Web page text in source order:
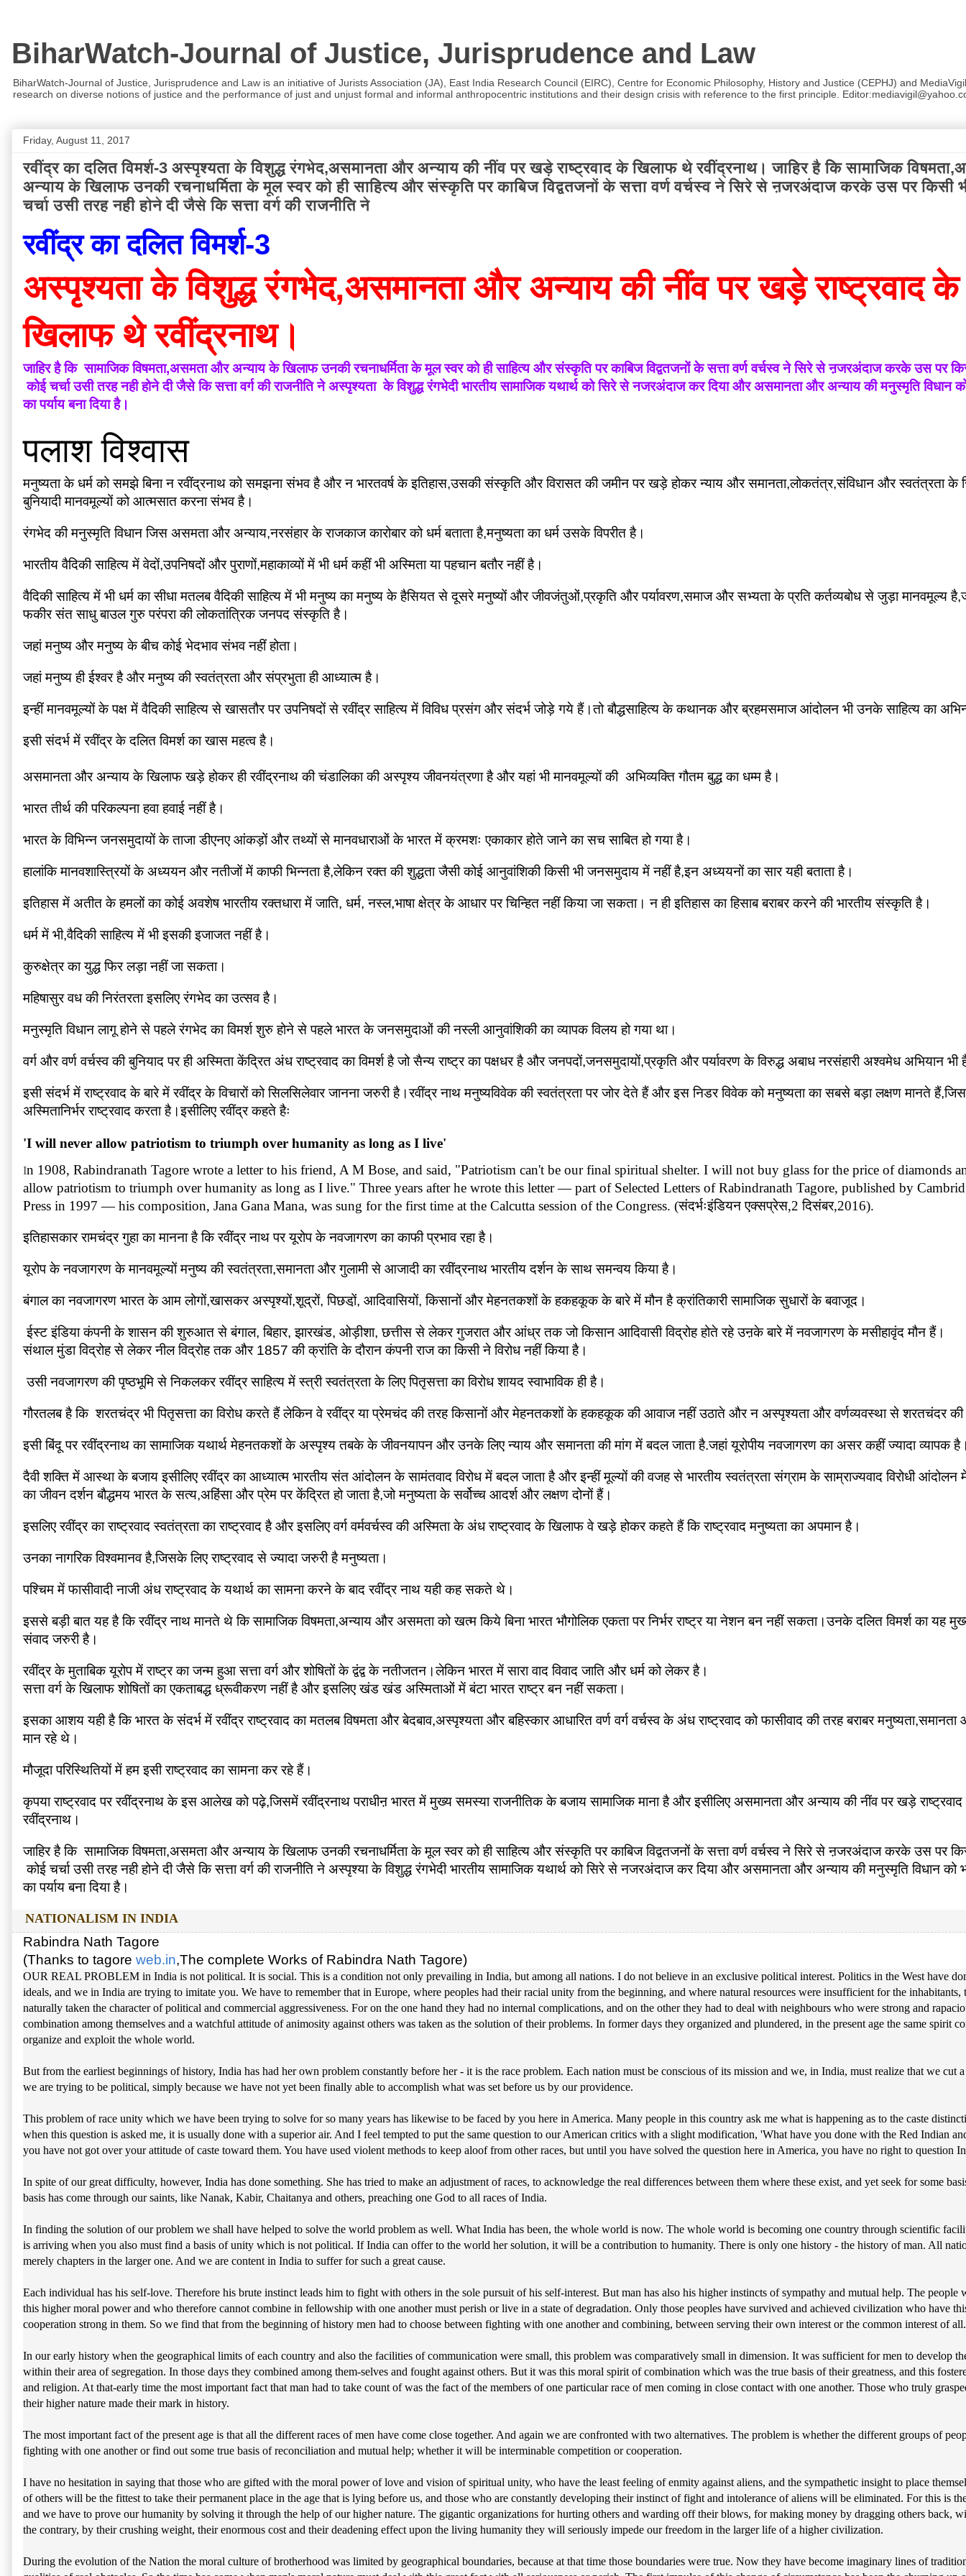
BiharWatch-Journal of Justice, Jurisprudence and Law
BiharWatch-Journal of Justice, Jurisprudence and Law is an initiative of Jurists Association (JA), East India Research Council (EIRC), Centre for Economic Philosophy, History and Justice (CEPHJ) and
research on diverse notions of justice and the performance of just and unjust formal and informal anthropocentric institutions and their design crisis with reference to the first principle.
Friday, August 11, 2017
रवींद्र का दलित विमर्श-3 अस्पृश्यता के विशुद्ध रंगभेद,असमानता और अन्याय की नींव पर खड़े राष्ट्रवाद के खिलाफ थे रवींद्रनाथ। जाहिर है कि सामाजिक
अन्याय के खिलाफ उनकी रचनाधर्मिता के मूल स्वर को ही साहित्य और संस्कृति पर काबिज विद्वतजनों के सत्ता वर्ण वर्चस्व ने सिरे से ऩजरअंदाज करके उस पर किसी
चर्चा उसी तरह नही होने दी जैसे कि सत्ता वर्ग की राजनीति ने
रवींद्र का दलित विमर्श-3
अस्पृश्यता के विशुद्ध रंगभेद,असमानता और अन्याय की नींव पर खड़े राष्ट्रवाद के
खिलाफ थे रवींद्रनाथ।
जाहिर है कि  सामाजिक विषमता,असमता और अन्याय के खिलाफ उनकी रचनाधर्मिता के मूल स्वर को ही साहित्य और संस्कृति पर काबिज विद्वतजनों के सत्ता वर्ण वर्चस्व ने सिरे से ऩजरअंदाज करके उस पर
कोई चर्चा उसी तरह नही होने दी जैसे कि सत्ता वर्ग की राजनीति ने अस्पृश्यता  के विशुद्ध रंगभेदी भारतीय सामाजिक यथार्थ को सिरे से नजरअंदाज कर दिया और असमानता और अन्याय की मनुस्मृति विधान
का पर्याय बना दिया है।
पलाश विश्वास
मनुष्यता के धर्म को समझे बिना न रवींद्रनाथ को समझना संभव है और न भारतवर्ष के इतिहास,उसकी संस्कृति और विरासत की जमीन पर खड़े होकर न्याय और समानता,लोकतंत्र,संविधान और स्वतंत्रता के
बुनियादी मानवमूल्यों को आत्मसात करना संभव है।
रंगभेद की मनुस्मृति विधान जिस असमता और अन्याय,नरसंहार के राजकाज कारोबार को धर्म बताता है,मनुष्यता का धर्म उसके विपरीत है।
भारतीय वैदिकी साहित्य में वेदों,उपनिषदों और पुराणों,महाकाव्यों में भी धर्म कहीं भी अस्मिता या पहचान बतौर नहीं है।
वैदिकी साहित्य में भी धर्म का सीधा मतलब वैदिकी साहित्य में भी मनुष्य का मनुष्य के हैसियत से दूसरे मनुष्यों और जीवजंतुओं,प्रकृति और पर्यावरण,समाज और सभ्यता के प्रति कर्तव्यबोध से जुड़ा मानवमूल्य
फकीर संत साधु बाउल गुरु परंपरा की लोकतांत्रिक जनपद संस्कृति है।
जहां मनुष्य और मनुष्य के बीच कोई भेदभाव संभव नहीं होता।
जहां मनुष्य ही ईश्वर है और मनुष्य की स्वतंत्रता और संप्रभुता ही आध्यात्म है।
इन्हीं मानवमूल्यों के पक्ष में वैदिकी साहित्य से खासतौर पर उपनिषदों से रवींद्र साहित्य में विविध प्रसंग और संदर्भ जोड़े गये हैं।तो बौद्धसाहित्य के कथानक और ब्रहमसमाज आंदोलन भी उनके साहित्य का
इसी संदर्भ में रवींद्र के दलित विमर्श का खास महत्व है।
असमानता और अन्याय के खिलाफ खड़े होकर ही रवींद्रनाथ की चंडालिका की अस्पृश्य जीवनयंत्रणा है और यहां भी मानवमूल्यों की  अभिव्यक्ति गौतम बुद्ध का धम्म है।
भारत तीर्थ की परिकल्पना हवा हवाई नहीं है।
भारत के विभिन्न जनसमुदायों के ताजा डीएनए आंकड़ों और तथ्यों से मानवधाराओं के भारत में क्रमशः एकाकार होते जाने का सच साबित हो गया है।
हालांकि मानवशास्त्रियों के अध्ययन और नतीजों में काफी भिन्नता है,लेकिन रक्त की शुद्धता जैसी कोई आनुवांशिकी किसी भी जनसमुदाय में नहीं है,इन अध्ययनों का सार यही बताता है।
इतिहास में अतीत के हमलों का कोई अवशेष भारतीय रक्तधारा में जाति, धर्म, नस्ल,भाषा क्षेत्र के आधार पर चिन्हित नहीं किया जा सकता। न ही इतिहास का हिसाब बराबर करने की भारतीय संस्कृति है।
धर्म में भी,वैदिकी साहित्य में भी इसकी इजाजत नहीं है।
कुरुक्षेत्र का युद्ध फिर लड़ा नहीं जा सकता।
महिषासुर वध की निरंतरता इसलिए रंगभेद का उत्सव है।
मनुस्मृति विधान लागू होने से पहले रंगभेद का विमर्श शुरु होने से पहले भारत के जनसमुदाओं की नस्ली आनुवांशिकी का व्यापक विलय हो गया था।
वर्ग और वर्ण वर्चस्व की बुनियाद पर ही अस्मिता केंद्रित अंध राष्ट्रवाद का विमर्श है जो सैन्य राष्ट्र का पक्षधर है और जनपदों,जनसमुदायों,प्रकृति और पर्यावरण के विरुद्ध अबाध नरसंहारी अश्वमेध अभियान भी
इसी संदर्भ में राष्ट्रवाद के बारे में रवींद्र के विचारों को सिलसिलेवार जानना जरुरी है।रवींद्र नाथ मनुष्यविवेक की स्वतंत्रता पर जोर देते हैं और इस निडर विवेक को मनुष्यता का सबसे बड़ा लक्षण मानते
अस्मितानिर्भर राष्ट्रवाद करता है।इसीलिए रवींद्र कहते हैः
'I will never allow patriotism to triumph over humanity as long as I live'
In 1908, Rabindranath Tagore wrote a letter to his friend, A M Bose, and said, "Patriotism can't be our final spiritual shelter. I will not buy glass for the price of diamonds
allow patriotism to triumph over humanity as long as I live." Three years after he wrote this letter — part of Selected Letters of Rabindranath Tagore, published by
Press in 1997 — his composition, Jana Gana Mana, was sung for the first time at the Calcutta session of the Congress. (संदर्भःइंडियन एक्सप्रेस,2 दिसंबर,2016).
इतिहासकार रामचंद्र गुहा का मानना है कि रवींद्र नाथ पर यूरोप के नवजागरण का काफी प्रभाव रहा है।
यूरोप के नवजागरण के मानवमूल्यों मनुष्य की स्वतंत्रता,समानता और गुलामी से आजादी का रवींद्रनाथ भारतीय दर्शन के साथ समन्वय किया है।
बंगाल का नवजागरण भारत के आम लोगों,खासकर अस्पृश्यों,शूद्रों, पिछडो़ं, आदिवासियों, किसानों और मेहनतकशों के हकहकूक के बारे में मौन है क्रांतिकारी सामाजिक सुधारों के बवाजूद।
ईस्ट इंडिया कंपनी के शासन की शुरुआत से बंगाल, बिहार, झारखंड, ओड़ीशा, छत्तीस से लेकर गुजरात और आंध्र तक जो किसान आदिवासी विद्रोह होते रहे उऩके बारे में नवजागरण के मसीहावृंद मौन हैं।
संथाल मुंडा विद्रोह से लेकर नील विद्रोह तक और 1857 की क्रांति के दौरान कंपनी राज का किसी ने विरोध नहीं किया है।
उसी नवजागरण की पृष्ठभूमि से निकलकर रवींद्र साहित्य में स्त्री स्वतंत्रता के लिए पितृसत्ता का विरोध शायद स्वाभाविक ही है।
गौरतलब है कि  शरतचंद्र भी पितृसत्ता का विरोध करते हैं लेकिन वे रवींद्र या प्रेमचंद की तरह किसानों और मेहनतकशों के हकहकूक की आवाज नहीं उठाते और न अस्पृश्यता और वर्णव्यवस्था से शरतचंदर
इसी बिंदू पर रवींद्रनाथ का सामाजिक यथार्थ मेहनतकशों के अस्पृश्य तबके के जीवनयापन और उनके लिए न्याय और समानता की मांग में बदल जाता है.जहां यूरोपीय नवजागरण का असर कहीं ज्यादा व्यापक
दैवी शक्ति में आस्था के बजाय इसीलिए रवींद्र का आध्यात्म भारतीय संत आंदोलन के सामंतवाद विरोध में बदल जाता है और इन्हीं मूल्यों की वजह से भारतीय स्वतंत्रता संग्राम के साम्राज्यवाद विरोधी आंदोलन
का जीवन दर्शन बौद्धमय भारत के सत्य,अहिंसा और प्रेम पर केंद्रित हो जाता है,जो मनुष्यता के सर्वोच्च आदर्श और लक्षण दोनों हैं।
इसलिए रवींद्र का राष्ट्रवाद स्वतंत्रता का राष्ट्रवाद है और इसलिए वर्ग वर्मवर्चस्व की अस्मिता के अंध राष्ट्रवाद के खिलाफ वे खड़े होकर कहते हैं कि राष्ट्रवाद मनुष्यता का अपमान है।
उनका नागरिक विश्वमानव है,जिसके लिए राष्ट्रवाद से ज्यादा जरुरी है मनुष्यता।
पश्चिम में फासीवादी नाजी अंध राष्ट्रवाद के यथार्थ का सामना करने के बाद रवींद्र नाथ यही कह सकते थे।
इससे बड़ी बात यह है कि रवींद्र नाथ मानते थे कि सामाजिक विषमता,अन्याय और असमता को खत्म किये बिना भारत भौगोलिक एकता पर निर्भर राष्ट्र या नेशन बन नहीं सकता।उनके दलित विमर्श का यह
संवाद जरुरी है।
रवींद्र के मुताबिक यूरोप में राष्ट्र का जन्म हुआ सत्ता वर्ग और शोषितों के द्वंद्व के नतीजतन।लेकिन भारत में सारा वाद विवाद जाति और धर्म को लेकर है।
सत्ता वर्ग के खिलाफ शोषितों का एकताबद्ध ध्रूवीकरण नहीं है और इसलिए खंड खंड अस्मिताओं में बंटा भारत राष्ट्र बन नहीं सकता।
इसका आशय यही है कि भारत के संदर्भ में रवींद्र राष्ट्रवाद का मतलब विषमता और बेदबाव,अस्पृश्यता और बहिस्कार आधारित वर्ण वर्ग वर्चस्व के अंध राष्ट्रवाद को फासीवाद की तरह बराबर मनुष्यता,समानता
मान रहे थे।
मौजूदा परिस्थितियों में हम इसी राष्ट्रवाद का सामना कर रहे हैं।
कृपया राष्ट्रवाद पर रवींद्रनाथ के इस आलेख को पढ़े,जिसमें रवींद्रनाथ पराधीऩ भारत में मुख्य समस्या राजनीतिक के बजाय सामाजिक माना है और इसीलिए असमानता और अन्याय की नींव पर खड़े
रवींद्रनाथ।
जाहिर है कि  सामाजिक विषमता,असमता और अन्याय के खिलाफ उनकी रचनाधर्मिता के मूल स्वर को ही साहित्य और संस्कृति पर काबिज विद्वतजनों के सत्ता वर्ण वर्चस्व ने सिरे से ऩजरअंदाज करके उस पर
कोई चर्चा उसी तरह नही होने दी जैसे कि सत्ता वर्ग की राजनीति ने अस्पृश्या के विशुद्ध रंगभेदी भारतीय सामाजिक यथार्थ को सिरे से नजरअंदाज कर दिया और असमानता और अन्याय की मनुस्मृति विधान को
का पर्याय बना दिया है।
NATIONALISM IN INDIA
Rabindra Nath Tagore
(Thanks to tagore web.in,The complete Works of Rabindra Nath Tagore)
OUR REAL PROBLEM in India is not political. It is social. This is a condition not only prevailing in India, but among all nations. I do not believe in an exclusive political interest. Politics in the West have
ideals, and we in India are trying to imitate you. We have to remember that in Europe, where peoples had their racial unity from the beginning, and where natural resources were insufficient for the inhabitants,
naturally taken the character of political and commercial aggressiveness. For on the one hand they had no internal complications, and on the other they had to deal with neighbours who were strong and
combination among themselves and a watchful attitude of animosity against others was taken as the solution of their problems. In former days they organized and plundered, in the present age the same spirit
organize and exploit the whole world.
But from the earliest beginnings of history, India has had her own problem constantly before her - it is the race problem. Each nation must be conscious of its mission and we, in India, must realize that we cut
we are trying to be political, simply because we have not yet been finally able to accomplish what was set before us by our providence.
This problem of race unity which we have been trying to solve for so many years has likewise to be faced by you here in America. Many people in this country ask me what is happening as to the caste
when this question is asked me, it is usually done with a superior air. And I feel tempted to put the same question to our American critics with a slight modification, 'What have you done with the Red Indian
you have not got over your attitude of caste toward them. You have used violent methods to keep aloof from other races, but until you have solved the question here in America, you have no right to question
In spite of our great difficulty, however, India has done something. She has tried to make an adjustment of races, to acknowledge the real differences between them where these exist, and yet seek for some
basis has come through our saints, like Nanak, Kabir, Chaitanya and others, preaching one God to all races of India.
In finding the solution of our problem we shall have helped to solve the world problem as well. What India has been, the whole world is now. The whole world is becoming one country through scientific
is arriving when you also must find a basis of unity which is not political. If India can offer to the world her solution, it will be a contribution to humanity. There is only one history - the history of man. All
merely chapters in the larger one. And we are content in India to suffer for such a great cause.
Each individual has his self-love. Therefore his brute instinct leads him to fight with others in the sole pursuit of his self-interest. But man has also his higher instincts of sympathy and mutual help. The people
this higher moral power and who therefore cannot combine in fellowship with one another must perish or live in a state of degradation. Only those peoples have survived and achieved civilization who have
cooperation strong in them. So we find that from the beginning of history men had to choose between fighting with one another and combining, between serving their own interest or the common interest of all.
In our early history when the geographical limits of each country and also the facilities of communication were small, this problem was comparatively small in dimension. It was sufficient for men to develop
within their area of segregation. In those days they combined among them-selves and fought against others. But it was this moral spirit of combination which was the true basis of their greatness, and this
and religion. At that-early time the most important fact that man had to take count of was the fact of the members of one particular race of men coming in close contact with one another. Those who truly
their higher nature made their mark in history.
The most important fact of the present age is that all the different races of men have come close together. And again we are confronted with two alternatives. The problem is whether the different groups of
fighting with one another or find out some true basis of reconciliation and mutual help; whether it will be interminable competition or cooperation.
I have no hesitation in saying that those who are gifted with the moral power of love and vision of spiritual unity, who have the least feeling of enmity against aliens, and the sympathetic insight to place
of others will be the fittest to take their permanent place in the age that is lying before us, and those who are constantly developing their instinct of fight and intolerance of aliens will be eliminated. For this is
and we have to prove our humanity by solving it through the help of our higher nature. The gigantic organizations for hurting others and warding off their blows, for making money by dragging others back,
the contrary, by their crushing weight, their enormous cost and their deadening effect upon the living humanity they will seriously impede our freedom in the larger life of a higher civilization.
During the evolution of the Nation the moral culture of brotherhood was limited by geographical boundaries, because at that time those boundaries were true. Now they have become imaginary lines of